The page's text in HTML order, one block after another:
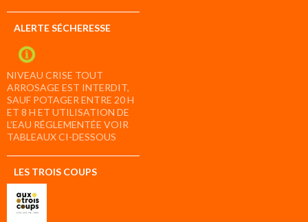
ALERTE SÉCHERESSE
NIVEAU CRISE TOUT
ARROSAGE EST INTERDIT,
SAUF POTAGER ENTRE 20 H
ET 8 H ET UTILISATION DE
L’EAU RÉGLEMENTÉE VOIR
TABLEAUX CI-DESSOUS
LES TROIS COUPS